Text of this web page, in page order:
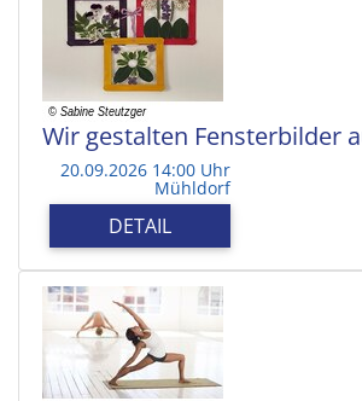
Wir gestalten Fensterbilder
20.09.2026 14:00 Uhr
Mühldorf
DETAIL